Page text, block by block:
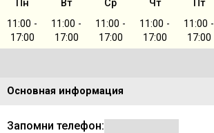
Пн Вт Ср Чт Пт
11:00 -
17:00
11:00 -
17:00
11:00 -
17:00
11:00 -
17:00
11:00 -
17:00
Основная информация
Запомни телефон: